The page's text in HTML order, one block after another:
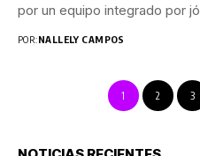
por un equipo integrado por
POR:NALLELY CAMPOS
1 2 3